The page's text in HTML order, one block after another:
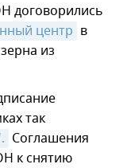
договорились
центр в
из
так
Соглашения
к снятию